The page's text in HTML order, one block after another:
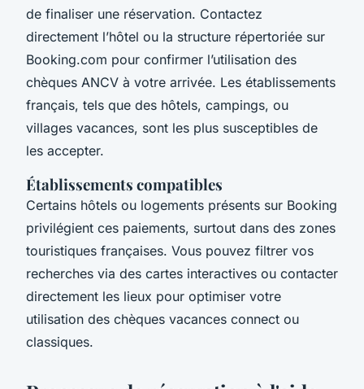
de finaliser une réservation. Contactez
directement l’hôtel ou la structure répertoriée sur
Booking.com pour confirmer l’utilisation des
chèques ANCV à votre arrivée. Les établissements
français, tels que des hôtels, campings, ou
villages vacances, sont les plus susceptibles de
les accepter.
Établissements compatibles
Certains hôtels ou logements présents sur Booking
privilégient ces paiements, surtout dans des zones
touristiques françaises. Vous pouvez filtrer vos
recherches via des cartes interactives ou contacter
directement les lieux pour optimiser votre
utilisation des chèques vacances connect ou
classiques.